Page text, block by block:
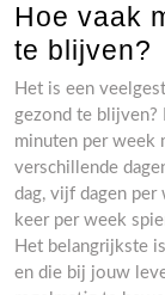
Hoe vaak
te blijven?
Het is een
gezond te
minuten per week
verschillende
dag, vijf dagen per
keer per week
Het belangrijkste
en die bij jouw